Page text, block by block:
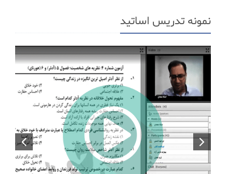
نمونه تدریس اساتید